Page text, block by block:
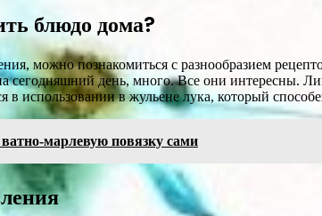
блюдо дома?
можно познакомиться с разнообразием
сегодняшний день, много. Все они интересны.
в использовании в жульене лука, который
марлевую повязку сами